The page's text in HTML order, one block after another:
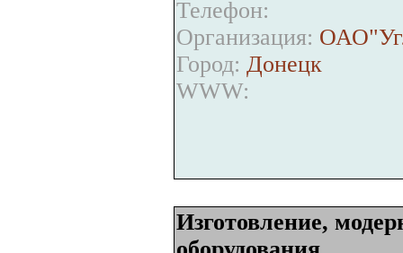
Телефон:
Организация:
Город: Донецк
WWW:
Изготовление,